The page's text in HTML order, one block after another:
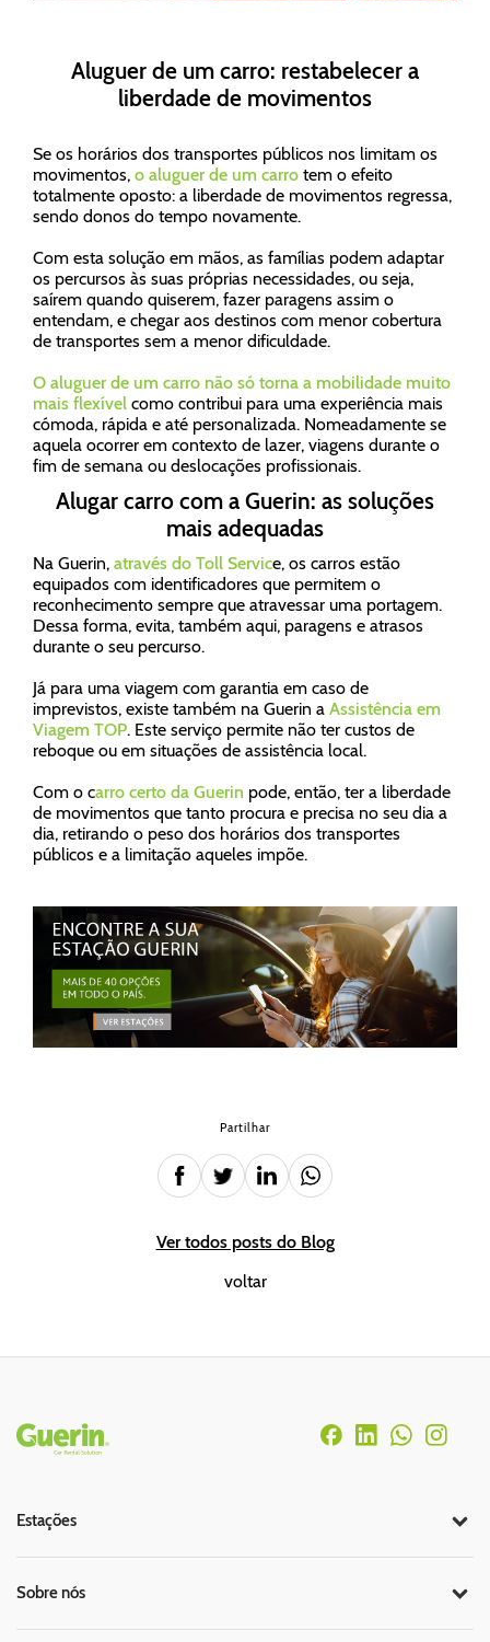
Aluguer de um carro: restabelecer a
liberdade de movimentos
Se os horários dos transportes públicos nos limitam os
movimentos, o aluguer de um carro tem o efeito
totalmente oposto: a liberdade de movimentos regressa,
sendo donos do tempo novamente.
Com esta solução em mãos, as famílias podem adaptar
os percursos às suas próprias necessidades, ou seja,
saírem quando quiserem, fazer paragens assim o
entendam, e chegar aos destinos com menor cobertura
de transportes sem a menor dificuldade.
O aluguer de um carro não só torna a mobilidade muito
mais flexível como contribui para uma experiência mais
cómoda, rápida e até personalizada. Nomeadamente se
aquela ocorrer em contexto de lazer, viagens durante o
fim de semana ou deslocações profissionais.
Alugar carro com a Guerin: as soluções
mais adequadas
Na Guerin, através do Toll Service, os carros estão
equipados com identificadores que permitem o
reconhecimento sempre que atravessar uma portagem.
Dessa forma, evita, também aqui, paragens e atrasos
durante o seu percurso.
Já para uma viagem com garantia em caso de
imprevistos, existe também na Guerin a Assistência em
Viagem TOP. Este serviço permite não ter custos de
reboque ou em situações de assistência local.
Com o carro certo da Guerin pode, então, ter a liberdade
de movimentos que tanto procura e precisa no seu dia a
dia, retirando o peso dos horários dos transportes
públicos e a limitação aqueles impõe.
Partilhar
Ver todos posts do Blog
voltar
Rodapé
Estações
Sobre nós